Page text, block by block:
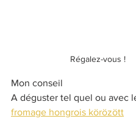
Régalez-vous !
Mon conseil
A déguster tel quel ou avec
fromage hongrois körözött